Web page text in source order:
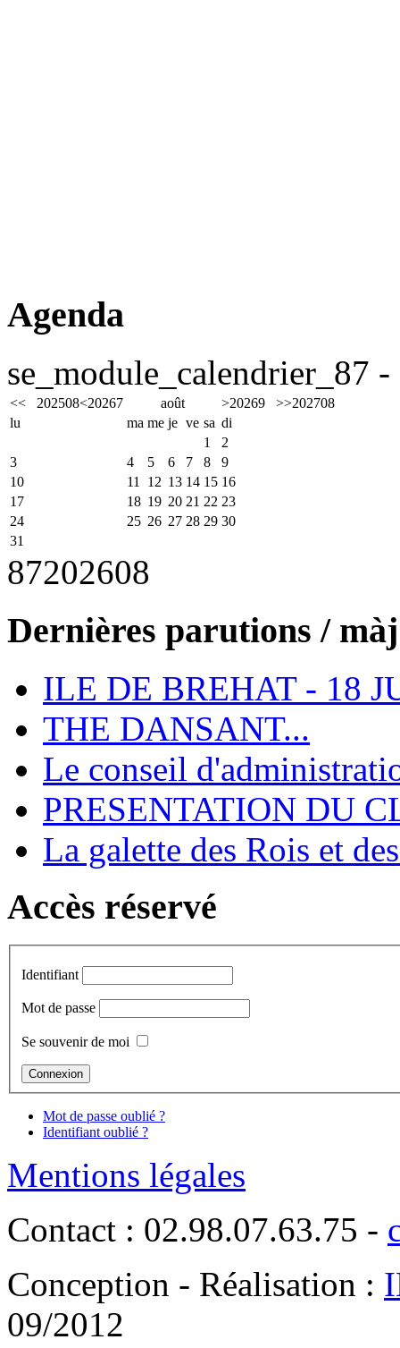
Agenda
se_module_calendrier_87
<< 202508<20267 août >20269 >>202708
lu
ma me je ve sa di
1
2
3
4 5 6 7 8
9
10
11 12 13 14 15 16
17
18 19 20 21 22 23
24
25 26 27 28 29 30
31
87202608
Dernières parutions / màj
ILE DE BREHAT - 18
THE DANSANT...
Le conseil
PRESENTATION DU
La galette des Rois et
Accès réservé
Identifiant
Mot de passe
Se souvenir de moi
Mot de passe oublié ?
Identifiant oublié ?
Mentions légales
Contact : 02.98.07.63.75 -
Conception - Réalisation :
09/2012